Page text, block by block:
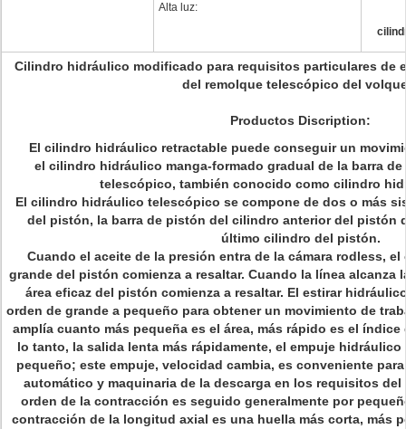
Alta luz:
Cilindro hidráulico modificado para requisitos particulares de
del remolque telescópico del
Productos Discription:
El cilindro hidráulico retractable puede conseguir un
el cilindro hidráulico manga-formado gradual de la barra
telescópico, también conocido como cilindro
El cilindro hidráulico telescópico se compone de dos o más
del pistón, la barra de pistón del cilindro anterior del pistón
último cilindro del pistón.
Cuando el aceite de la presión entra de la cámara rodless, el
grande del pistón comienza a resaltar. Cuando la línea
área eficaz del pistón comienza a resaltar. El estirar
orden de grande a pequeño para obtener un movimiento de
amplía cuanto más pequeña es el área, más rápido es
lo tanto, la salida lenta más rápidamente, el empuje
pequeño; este empuje, velocidad cambia, es conveniente
automático y maquinaria de la descarga en los requisitos del
orden de la contracción es seguido generalmente por
contracción de la longitud axial es una huella más corta, más